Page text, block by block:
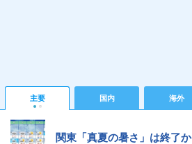
主要 国内 海外
関東「真夏の暑さ」は終了か